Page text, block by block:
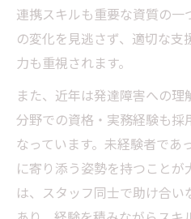
連携スキルも重要な資質の一
の変化を見逃さず、適切な
力も重視されます。
また、近年は発達障害への
分野での資格・実務経験も採
なっています。未経験者であ
に寄り添う姿勢を持つことが
は、スタッフ同士で助け合